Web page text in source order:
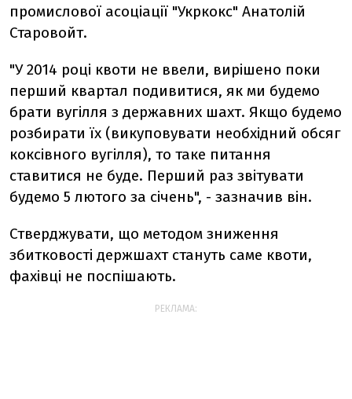
промислової асоціації "Укркокс" Анатолій
Старовойт.
"У 2014 році квоти не ввели, вирішено поки
перший квартал подивитися, як ми будемо
брати вугілля з державних шахт. Якщо будемо
розбирати їх (викуповувати необхідний обсяг
коксівного вугілля), то таке питання
ставитися не буде. Перший раз звітувати
будемо 5 лютого за січень", - зазначив він.
Стверджувати, що методом зниження
збитковості держшахт стануть саме квоти,
фахівці не поспішають.
РЕКЛАМА: